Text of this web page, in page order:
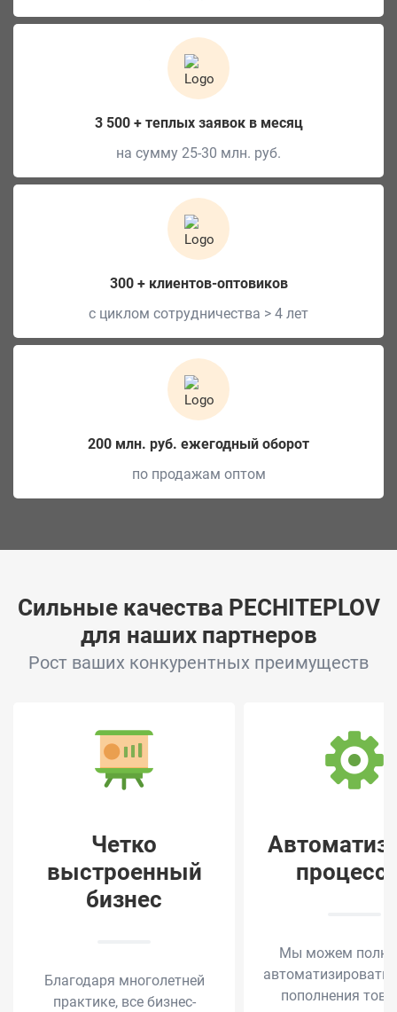
3 500 + теплых заявок в месяц
на сумму 25-30 млн. руб.
300 + клиентов-оптовиков
с циклом сотрудничества > 4 лет
200 млн. руб. ежегодный оборот
по продажам оптом
Сильные качества PECHITEPLOV
для наших партнеров
Рост ваших конкурентных преимуществ
Четко
выстроенный
бизнес
Благодаря многолетней
практике, все бизнес-
Мы можем
автоматизировать
пополнения